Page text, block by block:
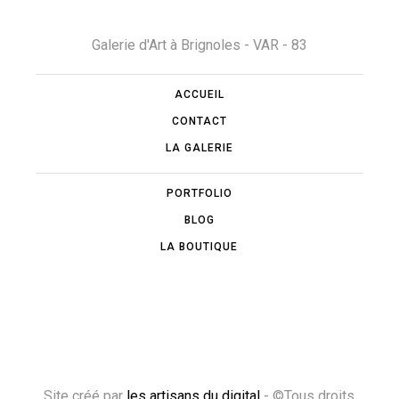
ACCUEIL
CONTACT
LA GALERIE
Galerie d'Art à Brignoles - VAR - 83
PORTFOLIO
BLOG
LA BOUTIQUE